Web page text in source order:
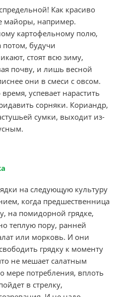
Как красиво
майоры, например.
картофельному полю,
потом, будучи
стоят всю зиму,
почву, и лишь весной
они в смеси с овсом.
успевает нарастить
сорняки. Кориандр,
сумки, выходит из-
на следующую культуру
когда предшественница
на помидорной грядке,
теплую пору, ранней
или морковь. И они
грядку к моменту
не мешает салатным
мере потребления, вплоть
в стрелку,